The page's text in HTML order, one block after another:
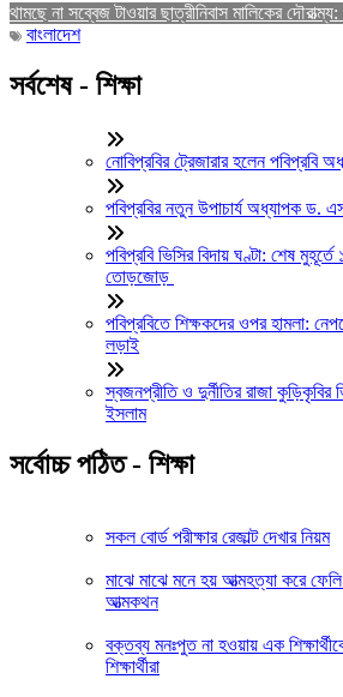
থামছে না সব্বেজ টাওয়ার ছাত্রীনিবাস মালিকের দৌরাত্ম্য:
বাংলাদেশ
সর্বশেষ - শিক্ষা
নোবিপ্রবির ট্রেজারার হলেন পবিপ্রবি
পবিপ্রবির নতুন উপাচার্য অধ্যাপক ড.
পবিপ্রবি ভিসির বিদায় ঘণ্টা: শেষ
তোড়জোড়
পবিপ্রবিতে শিক্ষকদের ওপর হামলা:
লড়াই
স্বজনপ্রীতি ও দুর্নীতির রাজা
ইসলাম
সর্বোচ্চ পঠিত - শিক্ষা
সকল বোর্ড পরীক্ষার রেজাল্ট দেখার নিয়ম
মাঝে মাঝে মনে হয় আত্মহত্যা করে
আত্মকথন
বক্তব্য মনঃপুত না হওয়ায় এক
শিক্ষার্থীরা